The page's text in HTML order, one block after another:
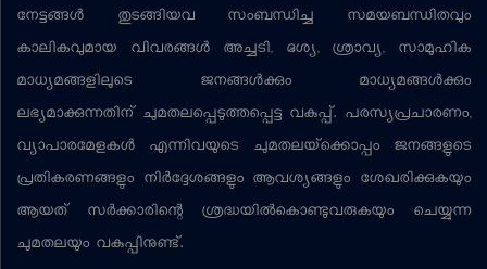
നേട്ടങ്ങള്‍ തുടങ്ങിയവ സംബന്ധിച്ച സമയബന്ധിതവും
കാലികവുമായ വിവരങ്ങള്‍ അച്ചടി, ദൃശ്യ, ശ്രാവ്യ, സാമൂഹിക
മാധ്യമങ്ങളിലൂടെ ജനങ്ങള്‍ക്കും മാധ്യമങ്ങള്‍ക്കും
ലഭ്യമാക്കുന്നതിന് ചുമതലപ്പെടുത്തപ്പെട്ട വകുപ്പ്. പരസ്യപ്രചാരണം,
വ്യാപാരമേളകള്‍ എന്നിവയുടെ ചുമതലയ്‌ക്കൊപ്പം ജനങ്ങളുടെ
പ്രതികരണങ്ങളും നിര്‍ദ്ദേശങ്ങളും ആവശ്യങ്ങളും ശേഖരിക്കുകയും
ആയത് സര്‍ക്കാരിന്റെ ശ്രദ്ധയില്‍കൊണ്ടുവരുകയും ചെയ്യുന്ന
ചുമതലയും വകുപ്പിനുണ്ട്.